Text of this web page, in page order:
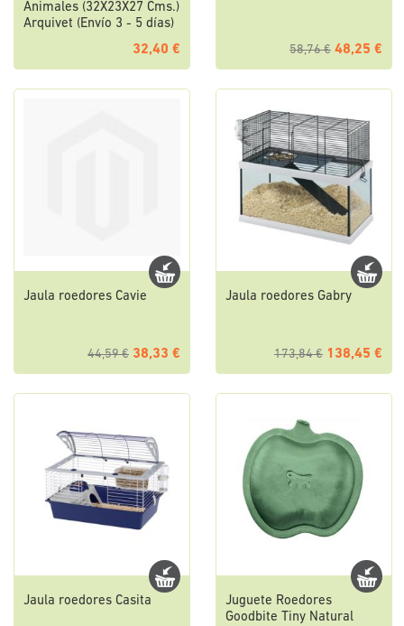
Animales (32X23X27 Cms.)
Arquivet (Envío 3 - 5 días)
32,40 € 58,76 € 48,25 €
Jaula roedores Cavie
44,59 € 38,33 €
Jaula roedores Gabry
173,84 € 138,45 €
Jaula roedores Casita
Juguete Roedores
Goodbite Tiny Natural